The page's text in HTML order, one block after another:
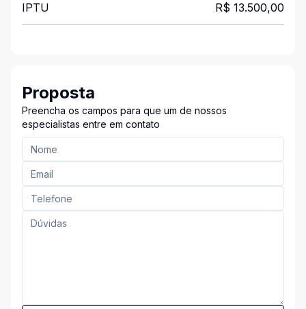
IPTU R$ 13.500,00
Proposta
Preencha os campos para que um de nossos
especialistas entre em contato